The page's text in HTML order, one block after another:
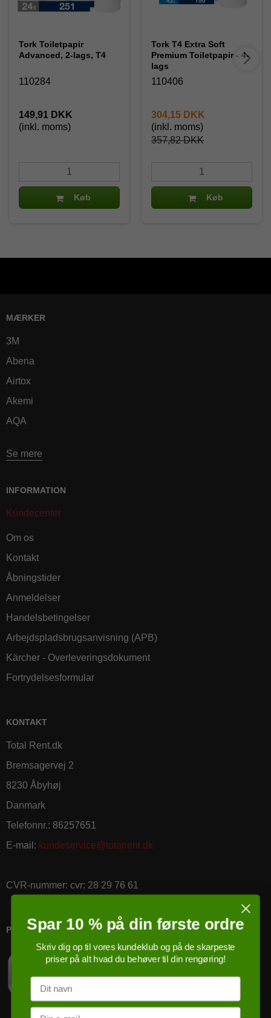
Tork Toiletpapir
Advanced, 2-lags, T4
110284
149,91 DKK
(inkl. moms)
Køb
Tork T4 Extra Soft
Premium Toiletpapir - 4-
lags
110406
357,82 DKK
304,15 DKK
(inkl. moms)
Køb
MÆRKER
3M
Abena
Airtox
Akemi
AQA
Se mere
INFORMATION
Kundecenter
Om os
Kontakt
Åbningstider
Anmeldelser
Handelsbetingelser
Arbejdspladsbrugsanvisning (APB)
Kärcher - Overleveringsdokument
Fortrydelsesformular
KONTAKT
Total Rent.dk
Bremsagervej 2
8230 Åbyhøj
Danmark
Telefonnr.: 86257651
E-mail : kundeservice@totalrent.dk
CVR-nummer: cvr: 28 29 76 61
PRICERUNNER KØBSGARANTI
Spar 10 % på din første ordre
Skriv dig op til vores kundeklub og på de skarpeste
priser på alt hvad du behøver til din rengøring!
Navn
Email